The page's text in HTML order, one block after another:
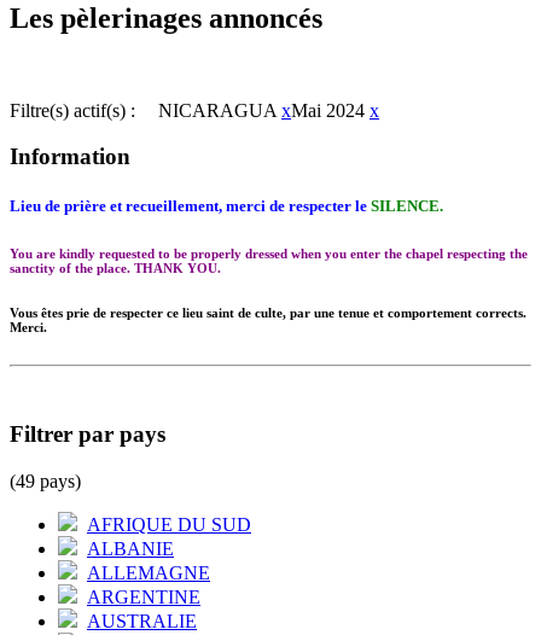
Les pèlerinages annoncés
Filtre(s) actif(s) : NICARAGUA xMai 2024 x
Information
Lieu de prière et recueillement, merci de respecter le SILENCE.
You are kindly requested to be properly dressed when you enter the chapel respecting the
sanctity of the place. THANK YOU.
Vous êtes prie de respecter ce lieu saint de culte, par une tenue et comportement corrects.
Merci.
Filtrer par pays
(49 pays)
AFRIQUE DU SUD
ALBANIE
ALLEMAGNE
ARGENTINE
AUSTRALIE